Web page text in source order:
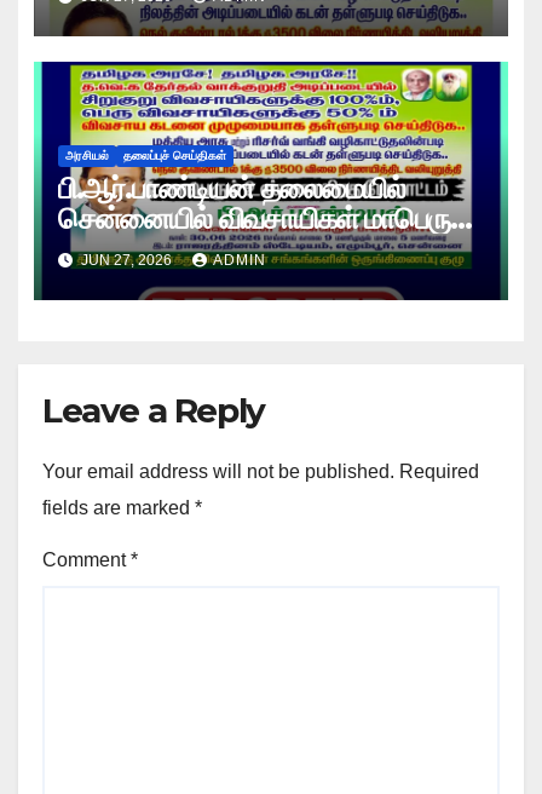
அரசியல் தலைப்புச் செய்திகள்
பி.ஆர்.பாண்டியன் தலைமையில்
சென்னையில் விவசாயிகள் மாபெரும்
உண்ணாவிரத போராட்டம் !
JUN 27, 2026 ADMIN
Leave a Reply
Your email address will not be published. Required
fields are marked *
Comment*